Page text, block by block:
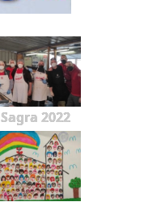
Sagra 2022